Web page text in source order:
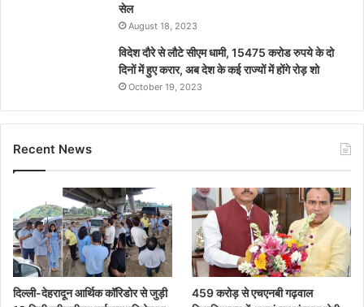
सेल
August 18, 2023
विदेश दौरे से लौटे सीएम धामी, 15475 करोड रुपये के दो
दिनों में हुए करार, अब देश के कई राज्यों में होंगे रोड़ शो
October 19, 2023
Recent News
दिल्ली-देहरादून आर्थिक कॉरिडोर से जुड़ी
459 करोड़ से एचएनबी गढ़वाल